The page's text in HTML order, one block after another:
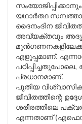
യഥാർത്ഥ
ദൈനംദിന
അവ്യക്തവും
എളുപ്പമാണ്.
പ്രധാനമാണ്.
പുതിയ
ജീവിതത്തിന്റെ
ശരീരത്തിലെ
എന്നതാണ്